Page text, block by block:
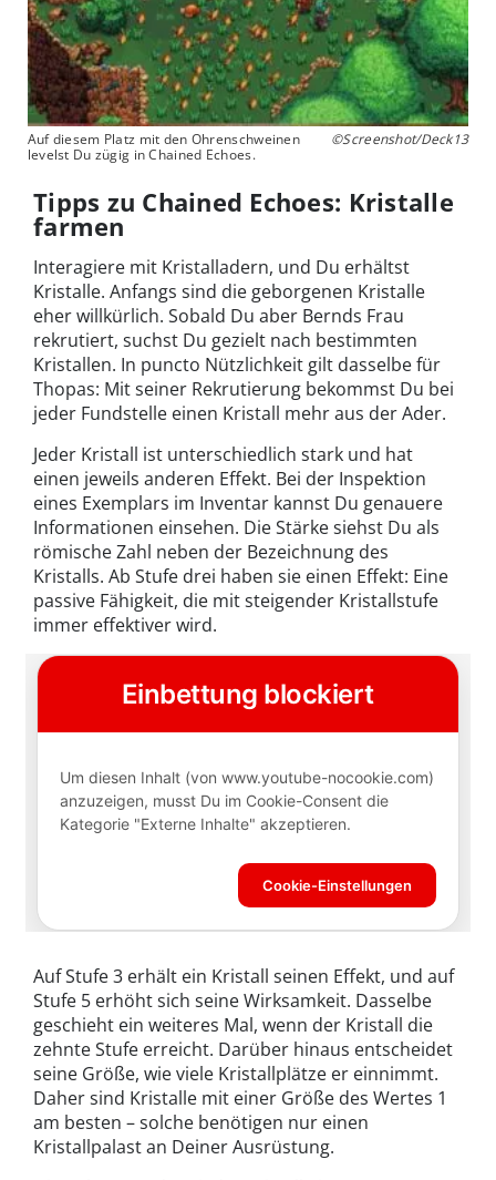
Auf diesem Platz mit den Ohrenschweinen
levelst Du zügig in Chained Echoes.
©Screenshot/Deck13
Tipps zu Chained Echoes: Kristalle
farmen
Interagiere mit Kristalladern, und Du erhältst
Kristalle. Anfangs sind die geborgenen Kristalle
eher willkürlich. Sobald Du aber Bernds Frau
rekrutiert, suchst Du gezielt nach bestimmten
Kristallen. In puncto Nützlichkeit gilt dasselbe für
Thopas: Mit seiner Rekrutierung bekommst Du bei
jeder Fundstelle einen Kristall mehr aus der Ader.
Jeder Kristall ist unterschiedlich stark und hat
einen jeweils anderen Effekt. Bei der Inspektion
eines Exemplars im Inventar kannst Du genauere
Informationen einsehen. Die Stärke siehst Du als
römische Zahl neben der Bezeichnung des
Kristalls. Ab Stufe drei haben sie einen Effekt: Eine
passive Fähigkeit, die mit steigender Kristallstufe
immer effektiver wird.
Auf Stufe 3 erhält ein Kristall seinen Effekt, und auf
Stufe 5 erhöht sich seine Wirksamkeit. Dasselbe
geschieht ein weiteres Mal, wenn der Kristall die
zehnte Stufe erreicht. Darüber hinaus entscheidet
seine Größe, wie viele Kristallplätze er einnimmt.
Daher sind Kristalle mit einer Größe des Wertes 1
am besten – solche benötigen nur einen
Kristallpalast an Deiner Ausrüstung.